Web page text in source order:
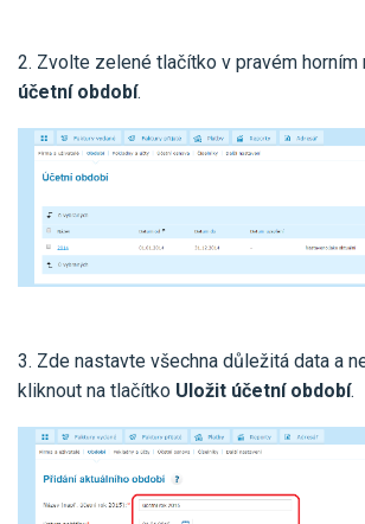
2. Zvolte zelené tlačítko v pravém horním
účetní období.
3. Zde nastavte všechna důležitá data a
kliknout na tlačítko Uložit účetní období.